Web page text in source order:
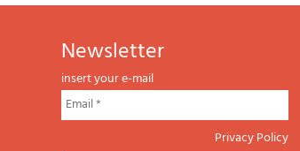
newsletter
insert your e-mail
Privacy Policy